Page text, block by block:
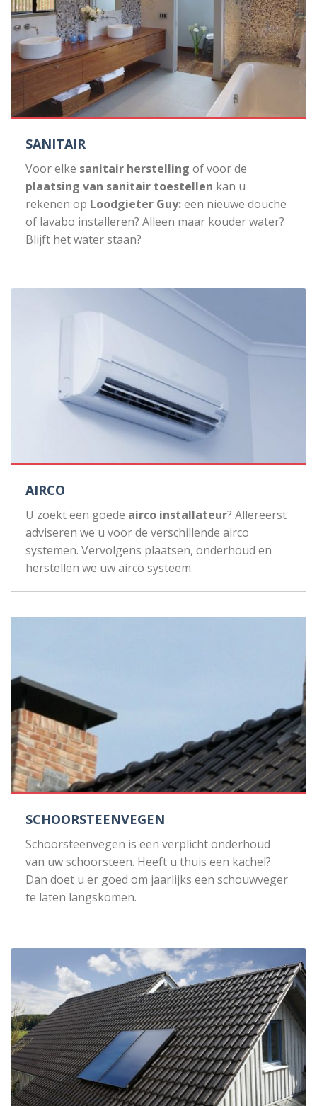
SANITAIR
Voor elke sanitair herstelling of voor de
plaatsing van sanitair toestellen kan u
rekenen op Loodgieter Guy:een nieuwe douche
of lavabo installeren? Alleen maar kouder water?
Blijft het water staan?
AIRCO
U zoekt een goede airco installateur? Allereerst
adviseren we u voor de verschillende airco
systemen. Vervolgens plaatsen, onderhoud en
herstellen we uw airco systeem.
SCHOORSTEENVEGEN
Schoorsteenvegen is een verplicht onderhoud
van uw schoorsteen. Heeft u thuis een kachel?
Dan doet u er goed om jaarlijks een schouwveger
te laten langskomen.